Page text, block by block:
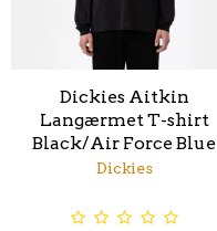
Dickies Aitkin
Langærmet T-shirt
Black/Air Force Blue
Dickies